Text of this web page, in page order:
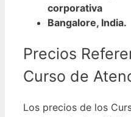
corporativa
Bangalore, India.
Precios
Curso de
Los precios de los